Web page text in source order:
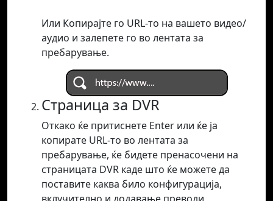
Или Копирајте го URL-то на вашето видео/
аудио и залепете го во лентата за
пребарување.
Страница за DVR
Откако ќе притиснете Enter или ќе ја
копирате URL-то во лентата за
пребарување, ќе бидете пренасочени на
страницата DVR каде што ќе можете да
поставите каква било конфигурација,